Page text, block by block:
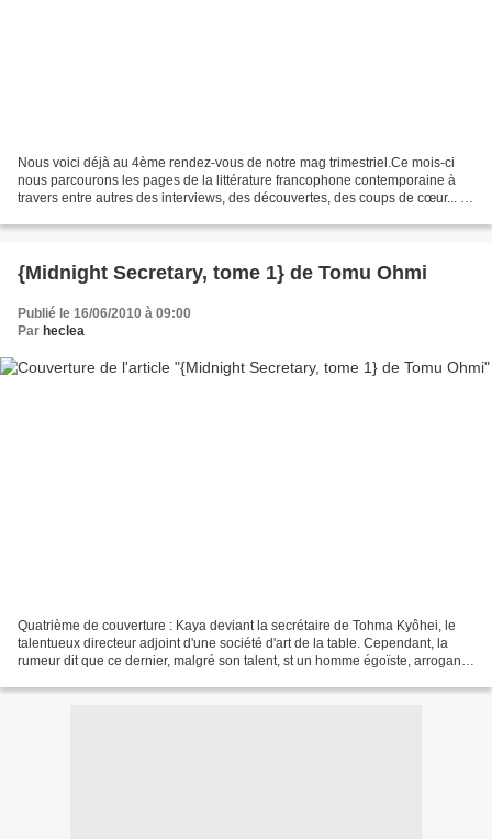
Nous voici déjà au 4ème rendez-vous de notre mag trimestriel.Ce mois-ci
nous parcourons les pages de la littérature francophone contemporaine à
travers entre autres des interviews, des découvertes, des coups de cœur... et
{Midnight Secretary, tome 1} de Tomu Ohmi
Publié le 16/06/2010 à 09:00
Par heclea
Quatrième de couverture : Kaya deviant la secrétaire de Tohma Kyôhei, le
talentueux directeur adjoint d'une société d'art de la table. Cependant, la
rumeur dit que ce dernier, malgré son talent, st un homme égoïste, arrogant